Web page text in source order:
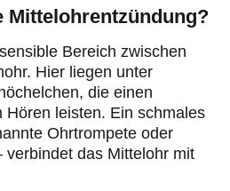
Mittelohrentzündung?
Bereich zwischen
Hier liegen unter
die einen
Hören leisten. Ein schmales
Ohrtrompete oder
verbindet das Mittelohr mit